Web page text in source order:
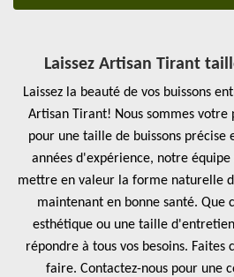
Laissez Artisan Tirant
Laissez la beauté de vos buissons
Artisan Tirant! Nous sommes votre
pour une taille de buissons précise
années d'expérience, notre
mettre en valeur la forme naturelle
maintenant en bonne santé. Que
esthétique ou une taille
répondre à tous vos besoins. Faites
faire. Contactez-nous pour une